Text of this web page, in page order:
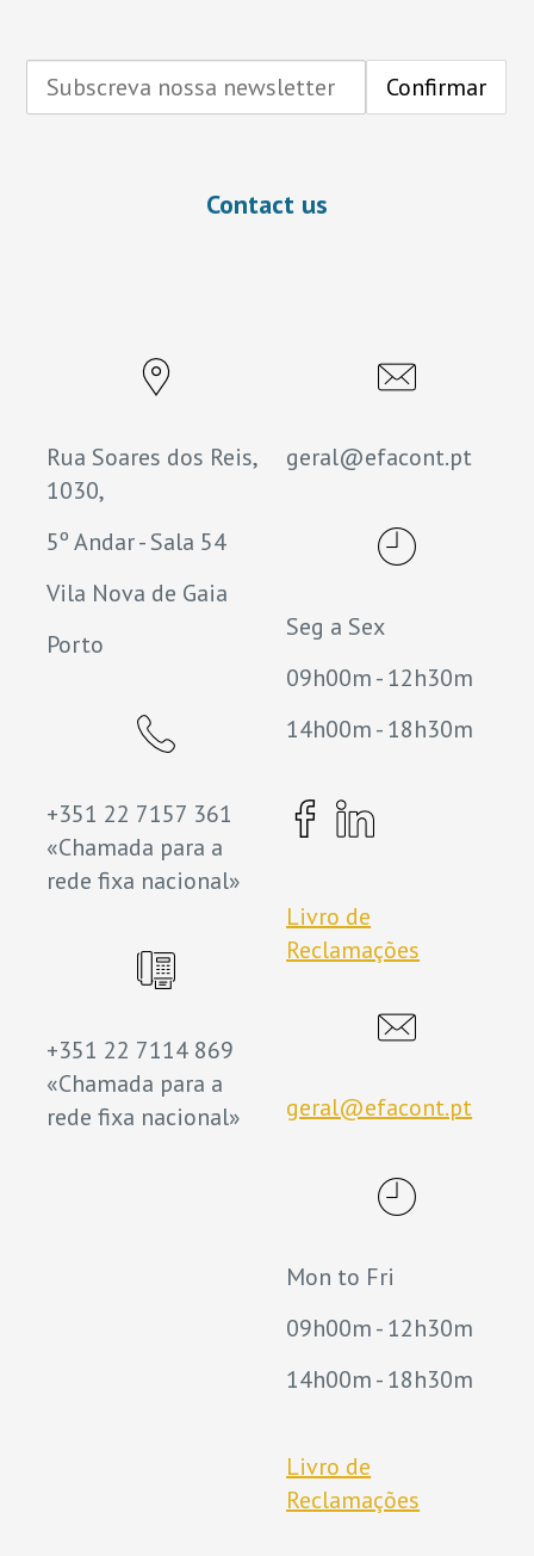
Contact us
Rua Soares dos Reis,
1030,
5º Andar - Sala 54
Vila Nova de Gaia
Porto
+351 22 7157 361
«Chamada para a
rede fixa nacional»
+351 22 7114 869
«Chamada para a
rede fixa nacional»
geral@efacont.pt
Seg a Sex
09h00m - 12h30m
14h00m - 18h30m
Livro de
Reclamações
geral@efacont.pt
Mon to Fri
09h00m - 12h30m
14h00m - 18h30m
Livro de
Reclamações